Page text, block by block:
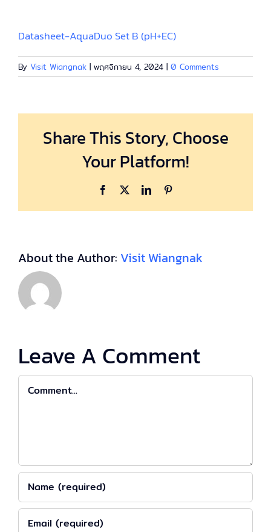
Datasheet-AquaDuo Set B (pH+EC)
By Visit Wiangnak | พฤศจิกายน 4, 2024 | 0 Comments
Share This Story, Choose
Your Platform!
Facebook LinkedIn
About the Author: Visit Wiangnak
Leave A Comment
Comment